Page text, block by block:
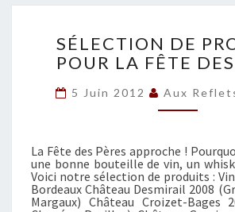
U
D
E
O
Ë
É
L
C
T
O
N
D
E
SÉLECTION DE
POUR LA FÊTE
5 Juin 2012 Aux
La Fête des Pères approche !
une bonne bouteille de vin, un
Voici notre sélection de produits :
Bordeaux Château Desmirail 2008
Margaux) Château Croizet-Bages